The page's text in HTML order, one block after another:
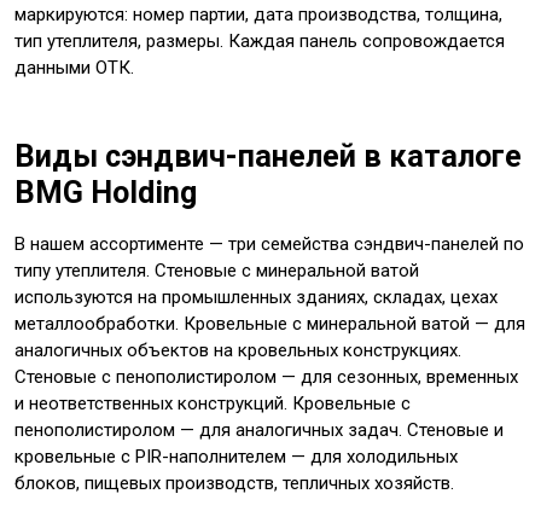
маркируются: номер партии, дата производства, толщина,
тип утеплителя, размеры. Каждая панель сопровождается
данными ОТК.
Виды сэндвич-панелей в каталоге
BMG Holding
В нашем ассортименте — три семейства сэндвич-панелей по
типу утеплителя. Стеновые с минеральной ватой
используются на промышленных зданиях, складах, цехах
металлообработки. Кровельные с минеральной ватой — для
аналогичных объектов на кровельных конструкциях.
Стеновые с пенополистиролом — для сезонных, временных
и неответственных конструкций. Кровельные с
пенополистиролом — для аналогичных задач. Стеновые и
кровельные с PIR-наполнителем — для холодильных
блоков, пищевых производств, тепличных хозяйств.